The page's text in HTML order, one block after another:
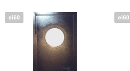
круглое стекло